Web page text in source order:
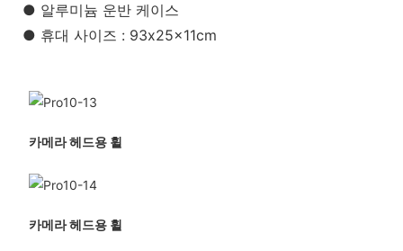
● 알루미늄 운반 케이스
● 휴대 사이즈 : 93x25x11cm
카메라 헤드용 휠
카메라 헤드용 휠